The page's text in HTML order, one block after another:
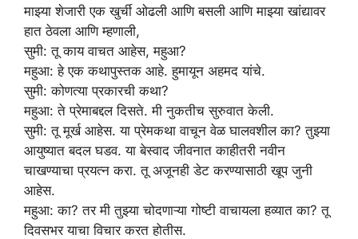
माझ्या शेजारी एक खुर्ची ओढली आणि बसली आणि माझ्या खांद्यावर
हात ठेवला आणि म्हणाली,
सुमी: तू काय वाचत आहेस, महुआ?
महुआ: हे एक कथापुस्तक आहे. हुमायून अहमद यांचे.
सुमी: कोणत्या प्रकारची कथा?
महुआ: ते प्रेमाबद्दल दिसते. मी नुकतीच सुरुवात केली.
सुमी: तू मूर्ख आहेस. या प्रेमकथा वाचून वेळ घालवशील का? तुझ्या
आयुष्यात बदल घडव. या बेस्वाद जीवनात काहीतरी नवीन
चाखण्याचा प्रयत्न करा. तू अजूनही डेट करण्यासाठी खूप जुनी
आहेस.
महुआ: का? तर मी तुझ्या चोदणाऱ्या गोष्टी वाचायला हव्यात का? तू
दिवसभर याचा विचार करत होतीस.